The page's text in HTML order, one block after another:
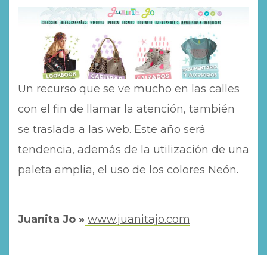
Un recurso que se ve mucho en las calles
con el fin de llamar la atención, también
se traslada a las web. Este año será
tendencia, además de la utilización de una
paleta amplia, el uso de los colores Neón.
Juanita Jo » www.juanitajo.com